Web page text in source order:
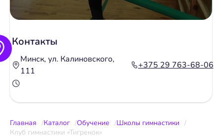
Контакты
Минск, ул. Калиновского,
111
+375 29 763-68-06
Главная Каталог Обучение
Школы гимнастики
Клуб гимнастики «Тигренок»